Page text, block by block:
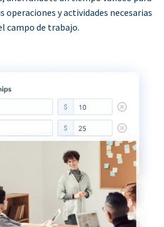
y actividades necesarias
campo de trabajo.